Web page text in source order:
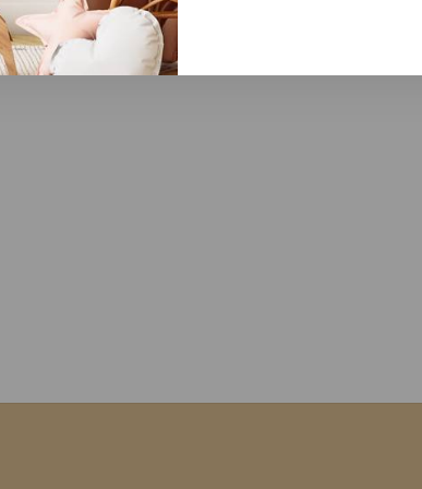
Geen reviews gevonden...